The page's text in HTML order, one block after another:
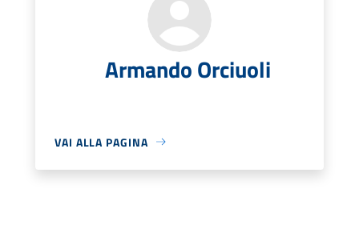
Armando Orciuoli
VAI ALLA PAGINA